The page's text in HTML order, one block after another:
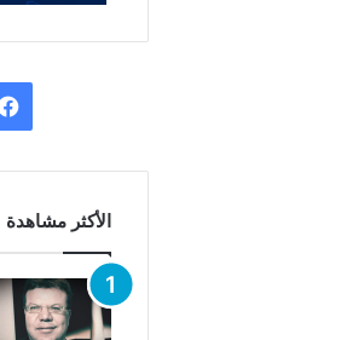
الأكثر مشاهدة